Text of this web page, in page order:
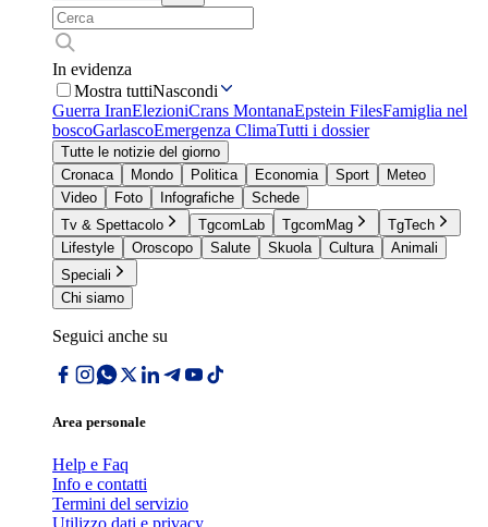
In evidenza
Mostra tuttiNascondi
Guerra IranElezioniCrans MontanaEpstein FilesFamiglia nel
boscoGarlascoEmergenza ClimaTutti i dossier
Tutte le notizie del giorno
Cronaca
Mondo Politica Economia Sport
Meteo
Video
Foto Infografiche
Schede
Tv & Spettacolo
TgcomLab TgcomMag
TgTech
Lifestyle
Oroscopo Salute Skuola Cultura
Animali
Speciali
Chi siamo
Seguici anche su
Area personale
Help e Faq
Info e contatti
Termini del servizio